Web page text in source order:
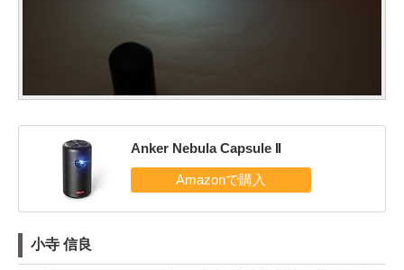
Anker Nebula Capsule II
小寺 信良